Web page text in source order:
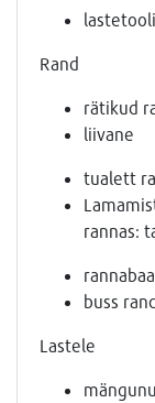
Rand
rätikud
liivane
tualett
rannas:
buss
Lastele